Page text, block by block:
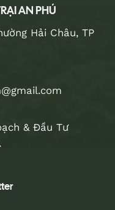
AN PHÚ
Hải Châu, TP
& Đầu Tư